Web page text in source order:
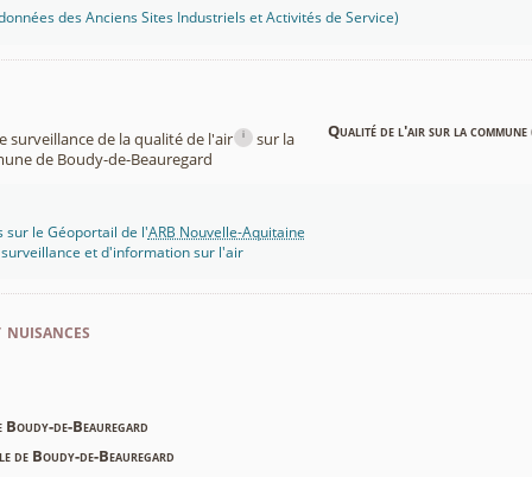
des Anciens Sites Industriels et Activités de Service)
surveillance de la qualité de l'air i
sur la
de Boudy-de-Beauregard
Qualité de l'air sur la commune
sur le Géoportail de l'ARB Nouvelle-Aquitaine
surveillance et d'information sur l'air
Boudy-de-Beauregard
de Boudy-de-Beauregard